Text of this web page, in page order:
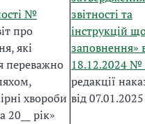
№
про
які
переважно
хвороби
20__ рік»
звітності та
інструкцій
заповнення»
18.12.2024 №
редакції
від